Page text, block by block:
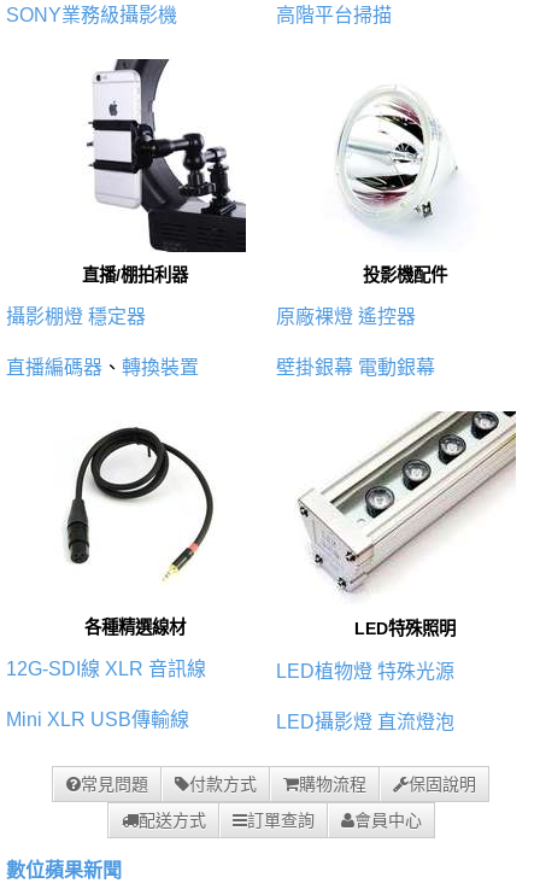
SONY業務級攝影機 高階平台掃描
直播/棚拍利器
攝影棚燈 穩定器
直播編碼器 、 轉換裝置
投影機配件
原廠裸燈 遙控器
壁掛銀幕 電動銀幕
各種精選線材
12G-SDI線 XLR 音訊線
Mini XLR USB傳輸線
LED特殊照明
LED植物燈 特殊光源
LED攝影燈 直流燈泡
常見問題 付款方式 購物流程
保固說明
配送方式
訂單查詢 會員中心
數位蘋果新聞